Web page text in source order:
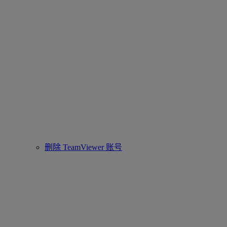
删除 TeamViewer 账号